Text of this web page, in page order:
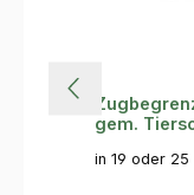
gem.
in 19 oder 25